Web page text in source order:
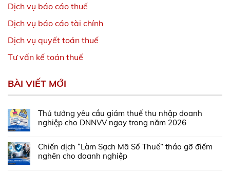
Dịch vụ báo cáo thuế
Dịch vụ báo cáo tài chính
Dịch vụ quyết toán thuế
Tư vấn kế toán thuế
BÀI VIẾT MỚI
Thủ tướng yêu cầu giảm thuế thu nhập doanh
nghiệp cho DNNVV ngay trong năm 2026
Chiến dịch “Làm Sạch Mã Số Thuế” tháo gỡ điểm
nghẽn cho doanh nghiệp